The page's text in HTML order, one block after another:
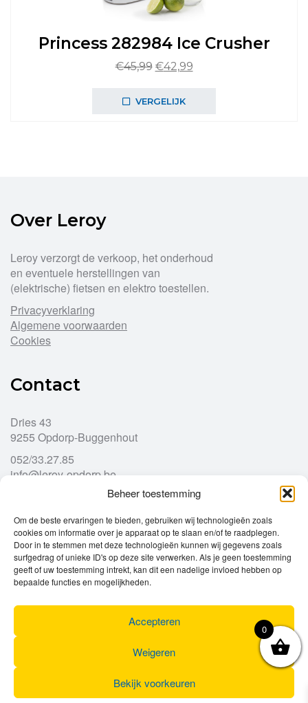
Beheer toestemming
Om de beste ervaringen te bieden, gebruiken wij technologieën zoals
cookies om informatie over je apparaat op te slaan en/of te raadplegen.
Door in te stemmen met deze technologieën kunnen wij gegevens zoals
surfgedrag of unieke ID's op deze site verwerken. Als je geen toestemming
geeft of uw toestemming intrekt, kan dit een nadelige invloed hebben op
bepaalde functies en mogelijkheden.
Accepteren
Weigeren
Bekijk voorkeuren
Princess 282984 Ice Crusher
€45,99 Oorspronkelijke
was:
€42,99Huidige
VERGELIJK
Over Leroy
Leroy verzorgt de verkoop, het onderhoud
en eventuele herstellingen van
(elektrische) fietsen en elektro toestellen.
Privacyverklaring
Algemene voorwaarden
Cookies
Contact
Dries 43
9255 Opdorp-Buggenhout
052/33.27.85
info@leroy-opdorp.be
Openingsuren
Ma
gesloten
Di
9u – 12u
13u – 18u00
Wo
9u – 12u
13u – 18u00
Do
9u – 12u
13u – 18u00
13u – 18u00
Za
0